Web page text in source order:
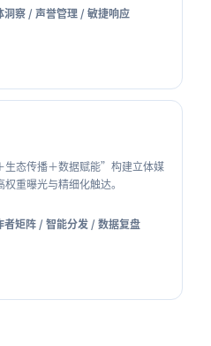
洞察 / 声誉管理 / 敏捷响应
生态传播＋数据赋能”构建立体媒
重曝光与精细化触达。
者矩阵 / 智能分发 / 数据复盘